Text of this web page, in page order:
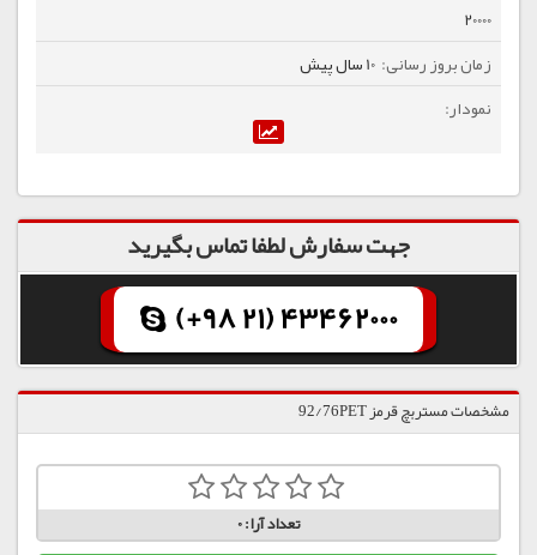
20000
10 سال پیش
جهت سفارش لطفا تماس بگیرید
(+98 21) 43462000
مشخصات مستربچ قرمز 92/76PET
تعداد آرا:0